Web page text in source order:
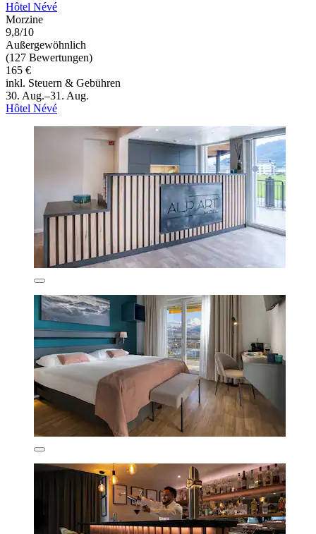
Hôtel Névé
Morzine
9,8/10
Außergewöhnlich
(127 Bewertungen)
165 €
inkl. Steuern & Gebühren
30. Aug.–31. Aug.
Hôtel Névé